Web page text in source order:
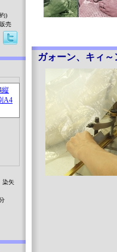
ガォーン、キィ
)
売
染矢